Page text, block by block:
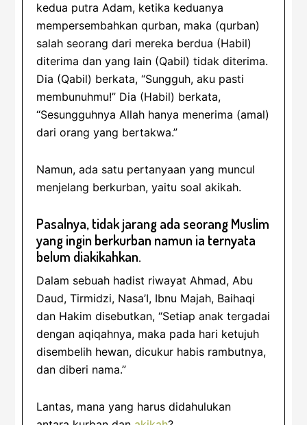
kedua putra Adam, ketika keduanya
mempersembahkan qurban, maka (qurban)
salah seorang dari mereka berdua (Habil)
diterima dan yang lain (Qabil) tidak diterima.
Dia (Qabil) berkata, “Sungguh, aku pasti
membunuhmu!” Dia (Habil) berkata,
“Sesungguhnya Allah hanya menerima (amal)
dari orang yang bertakwa.”
Namun, ada satu pertanyaan yang muncul
menjelang berkurban, yaitu soal akikah.
Pasalnya, tidak jarang ada seorang Muslim
yang ingin berkurban namun ia ternyata
belum diakikahkan.
Dalam sebuah hadist riwayat Ahmad, Abu
Daud, Tirmidzi, Nasa’I, Ibnu Majah, Baihaqi
dan Hakim disebutkan, “Setiap anak tergadai
dengan aqiqahnya, maka pada hari ketujuh
disembelih hewan, dicukur habis rambutnya,
dan diberi nama.”
Lantas, mana yang harus didahulukan